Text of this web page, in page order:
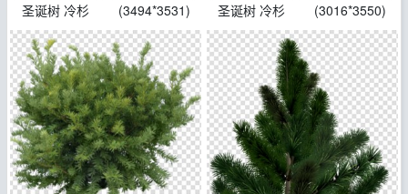
圣诞树 冷杉 (3494*3531) 圣诞树 冷杉 (3016*3550)